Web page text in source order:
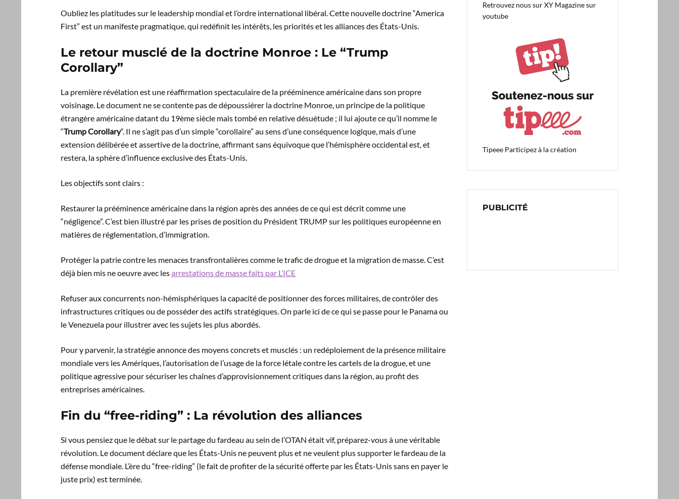
Oubliez les platitudes sur le leadership mondial et l’ordre international libéral. Cette nouvelle doctrine “America
First” est un manifeste pragmatique, qui redéfinit les intérêts, les priorités et les alliances des États-Unis.
Le retour musclé de la doctrine Monroe : Le “Trump
Corollary”
La première révélation est une réaffirmation spectaculaire de la prééminence américaine dans son propre
voisinage. Le document ne se contente pas de dépoussiérer la doctrine Monroe, un principe de la politique
étrangère américaine datant du 19ème siècle mais tombé en relative désuétude ; il lui ajoute ce qu’il nomme le
“Trump Corollary“. Il ne s’agit pas d’un simple “corollaire” au sens d’une conséquence logique, mais d’une
extension délibérée et assertive de la doctrine, affirmant sans équivoque que l’hémisphère occidental est, et
restera, la sphère d’influence exclusive des États-Unis.
Les objectifs sont clairs :
Restaurer la prééminence américaine dans la région après des années de ce qui est décrit comme une
“négligence”. C’est bien illustré par les prises de position du Président TRUMP sur les politiques européenne en
matières de réglementation, d’immigration.
Protéger la patrie contre les menaces transfrontalières comme le trafic de drogue et la migration de masse. C’est
déjà bien mis ne oeuvre avec lesarrestations de masse faits par L’ICE
Refuser aux concurrents non-hémisphériques la capacité de positionner des forces militaires, de contrôler des
infrastructures critiques ou de posséder des actifs stratégiques. On parle ici de ce qui se passe pour le Panama ou
le Venezuela pour illustrer avec les sujets les plus abordés.
Pour y parvenir, la stratégie annonce des moyens concrets et musclés : un redéploiement de la présence militaire
mondiale vers les Amériques, l’autorisation de l’usage de la force létale contre les cartels de la drogue, et une
politique agressive pour sécuriser les chaînes d’approvisionnement critiques dans la région, au profit des
entreprises américaines.
Fin du “free-riding” : La révolution des alliances
Si vous pensiez que le débat sur le partage du fardeau au sein de l’OTAN était vif, préparez-vous à une véritable
révolution. Le document déclare que les États-Unis ne peuvent plus et ne veulent plus supporter le fardeau de la
défense mondiale. L’ère du “free-riding” (le fait de profiter de la sécurité offerte par les États-Unis sans en payer le
juste prix) est terminée.
Retrouvez nous surXY Magazine sur
youtube
Tipeee Participez à la création
PUBLICITÉ